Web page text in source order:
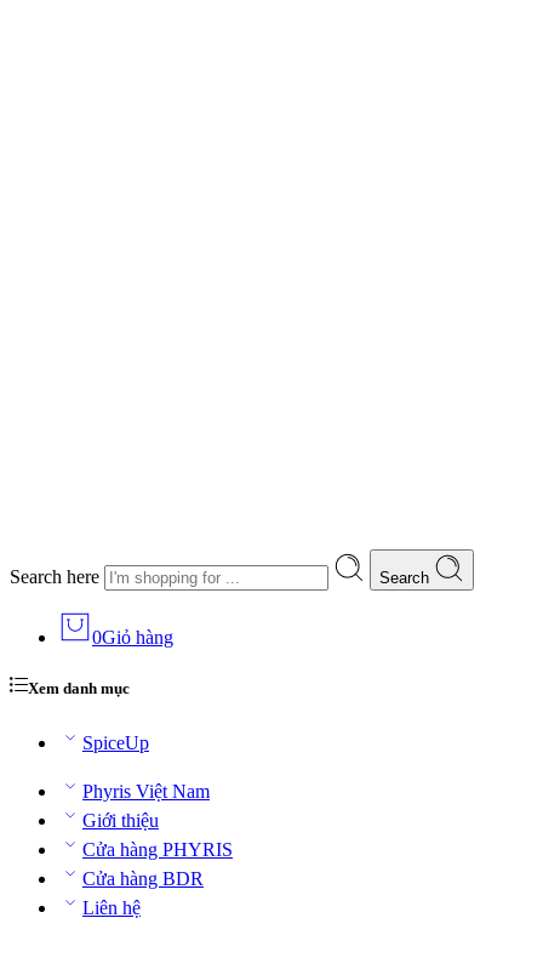
Search here Search
0Giỏ hàng
Xem danh mục
SpiceUp
Phyris Việt Nam
Giới thiệu
Cửa hàng PHYRIS
Cửa hàng BDR
Liên hệ